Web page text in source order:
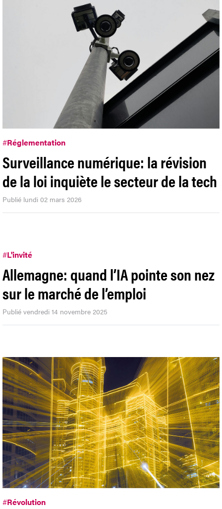
#Réglementation
Surveillance numérique: la révision
de la loi inquiète le secteur de la tech
Publié lundi 02 mars 2026
#L'invité
Allemagne: quand l’IA pointe son nez
sur le marché de l’emploi
Publié vendredi 14 novembre 2025
#Révolution